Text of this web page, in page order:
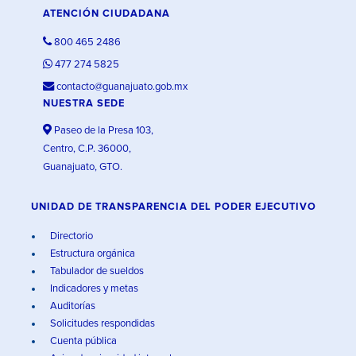
ATENCIÓN CIUDADANA
800 465 2486
477 274 5825
contacto@guanajuato.gob.mx
NUESTRA SEDE
Paseo de la Presa 103,
Centro, C.P. 36000,
Guanajuato, GTO.
UNIDAD DE TRANSPARENCIA DEL PODER EJECUTIVO
Directorio
Estructura orgánica
Tabulador de sueldos
Indicadores y metas
Auditorías
Solicitudes respondidas
Cuenta pública